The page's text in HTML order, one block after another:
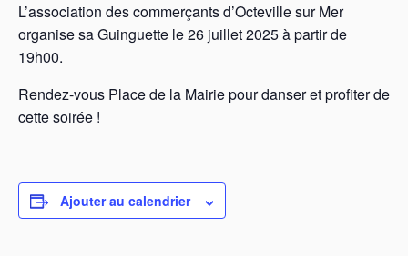
L’association des commerçants d’Octeville sur Mer
organise sa Guinguette le 26 juillet 2025 à partir de
19h00.
Rendez-vous Place de la Mairie pour danser et profiter de
cette soirée !
Ajouter au calendrier